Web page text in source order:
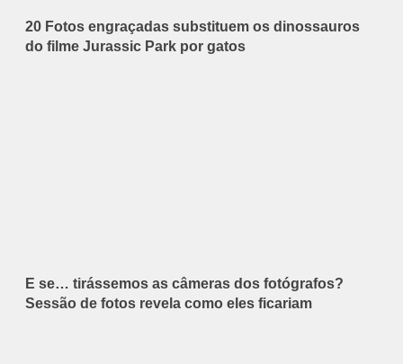
20 Fotos engraçadas substituem os dinossauros
do filme Jurassic Park por gatos
E se… tirássemos as câmeras dos fotógrafos?
Sessão de fotos revela como eles ficariam